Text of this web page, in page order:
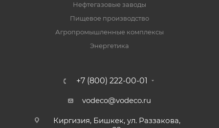
Нефтегазовые заводы
Пищевое производство
Агропромышленные комплексы
Энергетика
+7 (800) 222-00-01
vodeco@vodeco.ru
Киргизия, Бишкек, ул. Раззакова,